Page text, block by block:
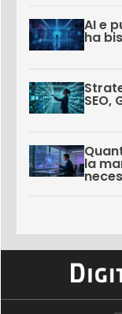
AI e
ha
SEO,
la